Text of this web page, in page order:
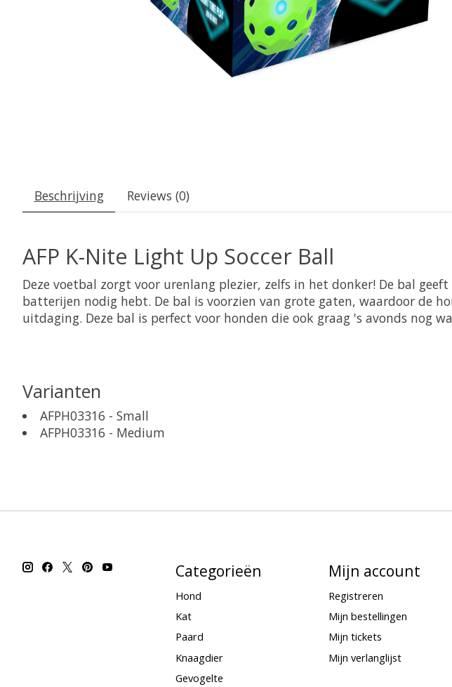
Beschrijving Reviews (0)
AFP K-Nite Light Up Soccer Ball
Deze voetbal zorgt voor urenlang plezier, zelfs in het donker! De bal
batterijen nodig hebt. De bal is voorzien van grote gaten, waardoor de
uitdaging. Deze bal is perfect voor honden die ook graag 's avonds nog
Varianten
AFPH03316 - Small
AFPH03316 - Medium
Categorieën
Hond
Kat
Paard
Knaagdier
Gevogelte
Mijn account
Registreren
Mijn bestellingen
Mijn tickets
Mijn verlanglijst